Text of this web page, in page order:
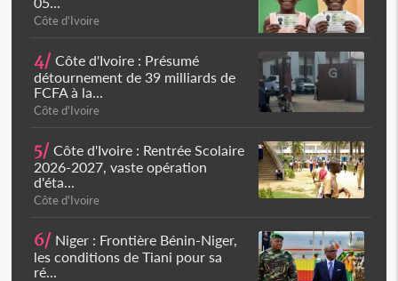
Côte d'Ivoire
4/ Côte d'Ivoire : Présumé
détournement de 39 milliards de
FCFA à la...
Côte d'Ivoire
5/ Côte d'Ivoire : Rentrée Scolaire
2026-2027, vaste opération
d'éta...
Côte d'Ivoire
6/ Niger : Frontière Bénin-Niger,
les conditions de Tiani pour sa
ré...